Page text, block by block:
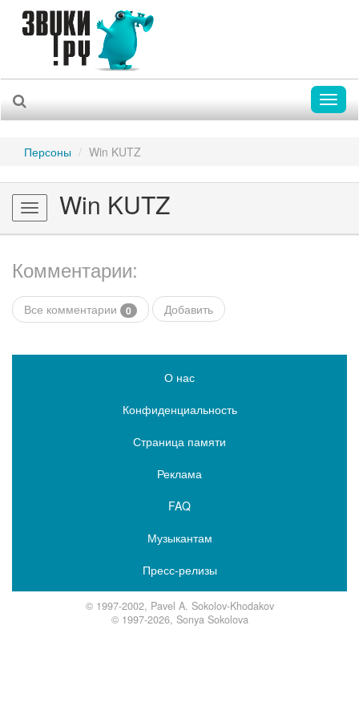
Персоны Win KUTZ
Toggle
navigation
Win KUTZ
Комментарии:
Все комментарии 0 Добавить
О нас
Конфиденциальность
Страница памяти
Реклама
FAQ
Музыкантам
Пресс-релизы
© 1997-2002, Pavel A. Sokolov-Khodakov
© 1997-2026, Sonya Sokolova